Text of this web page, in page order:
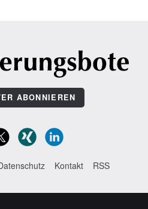
ABONNIEREN
Kontakt RSS